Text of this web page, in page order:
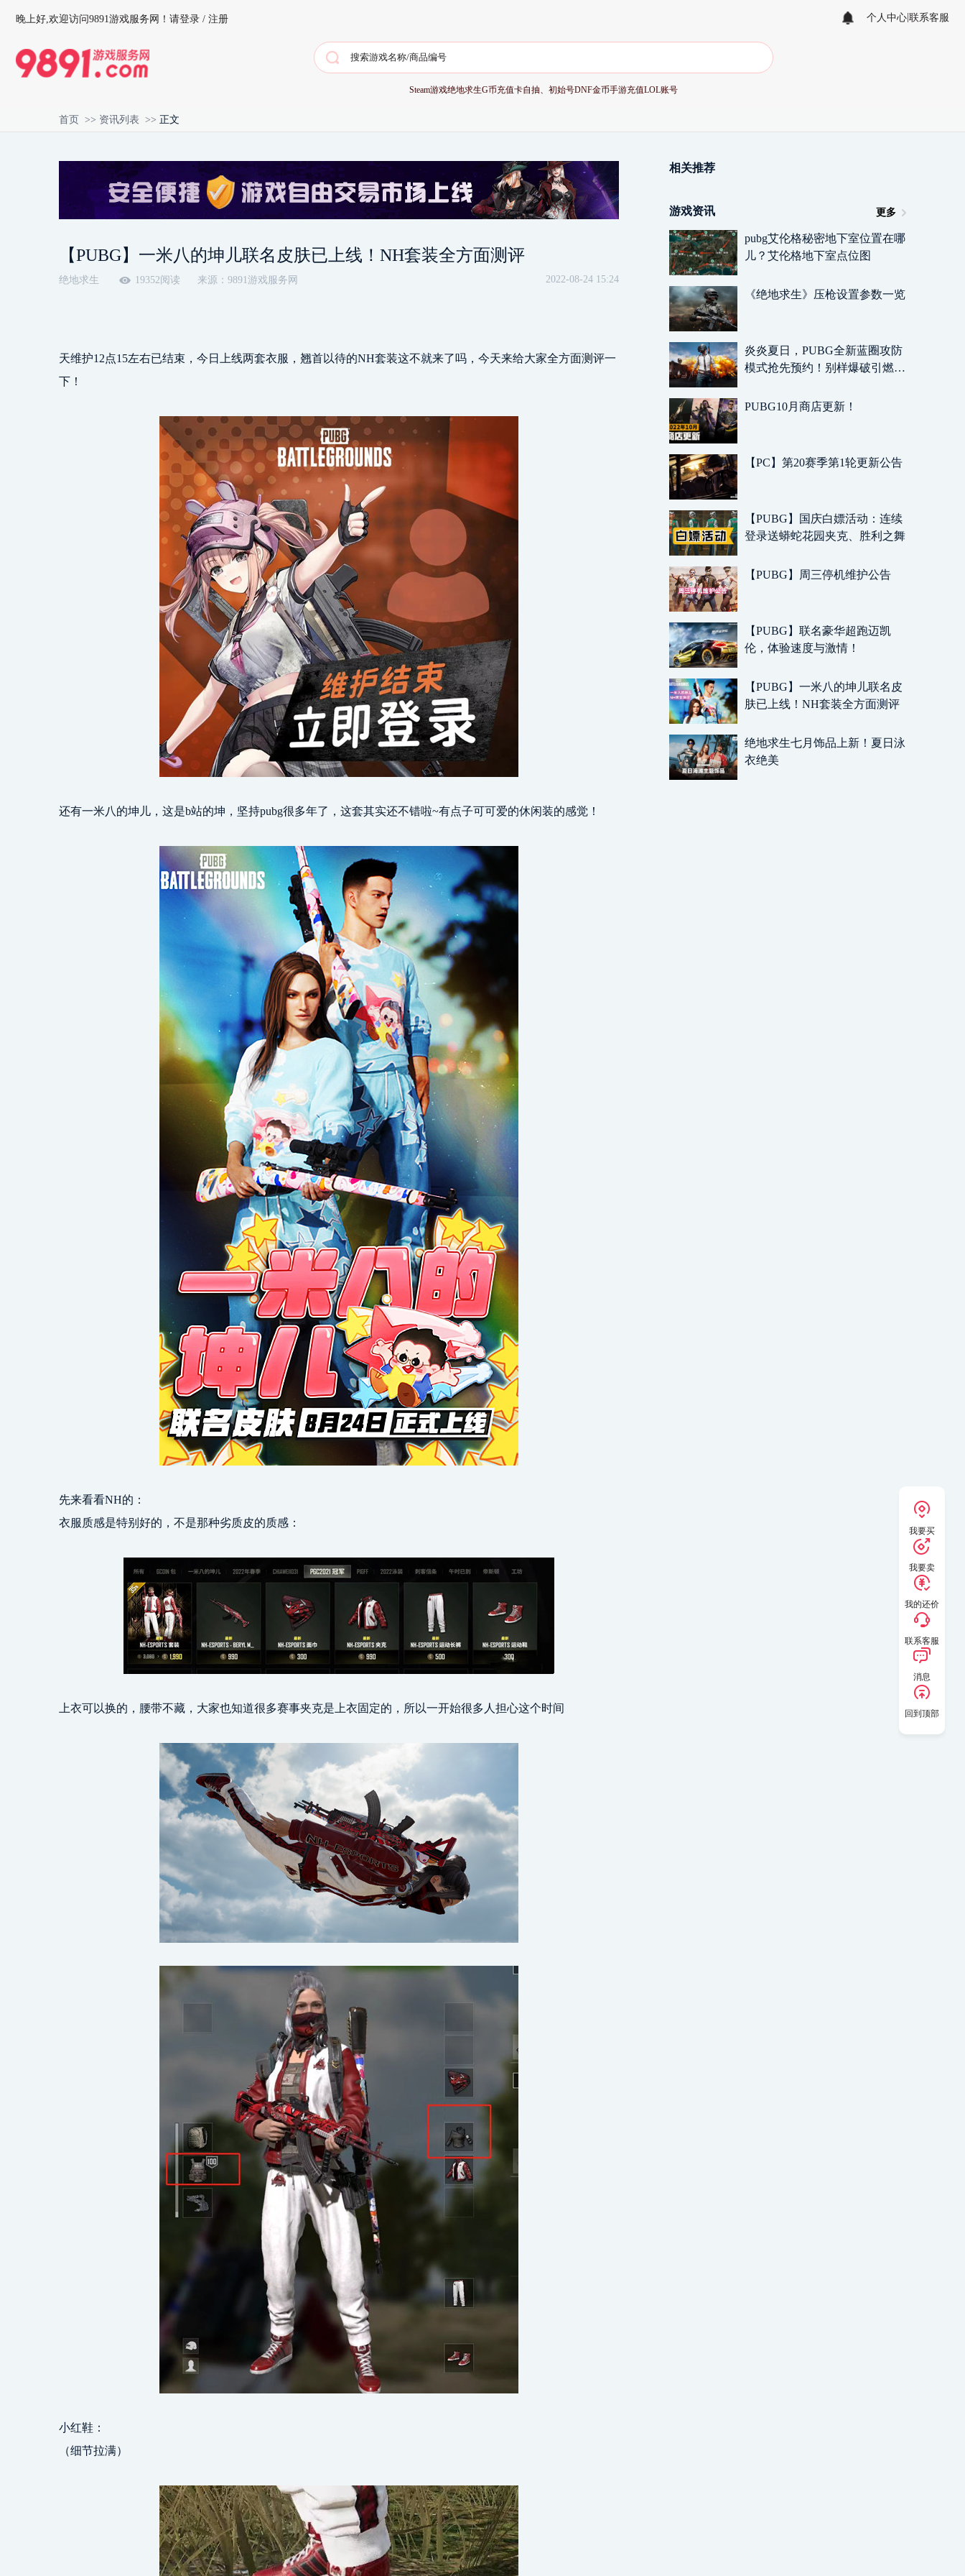
晚上好,欢迎访问9891游戏服务网！ 请登录 / 注册 个人中心 联系客服
Steam游戏绝地求生G币充值卡自抽、初始号DNF金币手游充值LOL账号
首页 >> 资讯列表 >> 正文
【PUBG】一米八的坤儿联名皮肤已上线！NH套装全方面测评
绝地求生 19352阅读 来源：9891游戏服务网 2022-08-24 15:24
天维护12点15左右已结束，今日上线两套衣服，翘首以待的NH套装这不就来了吗，今天来给大家全方面测评一
下！
还有一米八的坤儿，这是b站的坤，坚持pubg很多年了，这套其实还不错啦~有点子可可爱的休闲装的感觉！
先来看看NH的：
衣服质感是特别好的，不是那种劣质皮的质感：
上衣可以换的，腰带不藏，大家也知道很多赛事夹克是上衣固定的，所以一开始很多人担心这个时间
小红鞋：
（细节拉满）
相关推荐
游戏资讯 更多
pubg艾伦格秘密地下室位置在哪
儿？艾伦格地下室点位图
《绝地求生》压枪设置参数一览
炎炎夏日，PUBG全新蓝圈攻防
模式抢先预约！别样爆破引燃整
PUBG10月商店更新！
【PC】第20赛季第1轮更新公告
【PUBG】国庆白嫖活动：连续
登录送蟒蛇花园夹克、胜利之舞
【PUBG】周三停机维护公告
【PUBG】联名豪华超跑迈凯
伦，体验速度与激情！
【PUBG】一米八的坤儿联名皮
肤已上线！NH套装全方面测评
绝地求生七月饰品上新！夏日泳
衣绝美
我要买
我要卖
我的还价
联系客服
消息
回到顶部